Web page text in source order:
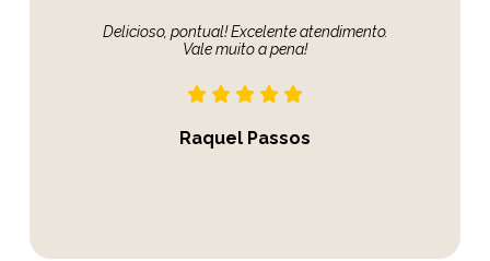
Delicioso, pontual! Excelente atendimento.
Vale muito a pena!
Raquel Passos